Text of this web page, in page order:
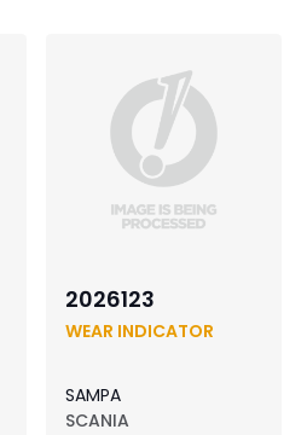
2026123
WEAR INDICATOR
SAMPA
SCANIA